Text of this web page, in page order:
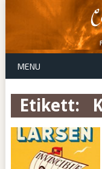
MENU
Etikett: